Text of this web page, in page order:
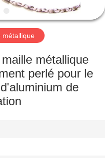
métallique
métallique
perlé pour le
de